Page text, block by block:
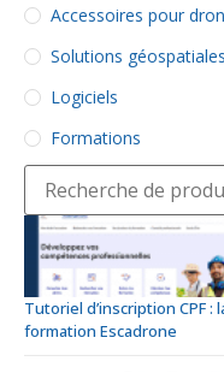
Accessoires pour
Solutions géospatiales
Logiciels
Formations
pour :
Tutoriel d’inscription CPF
formation Escadrone